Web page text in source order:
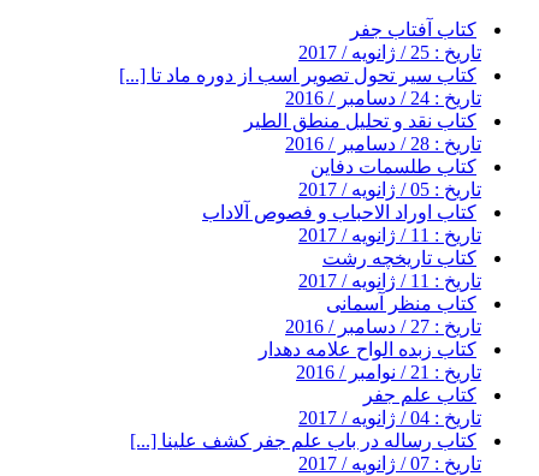
کتاب آفتاب جفر
تاریخ : 25 / ژانویه / 2017
کتاب سیر تحول تصویر اسب از دوره ماد تا [...]
تاریخ : 24 / دسامبر / 2016
کتاب نقد و تحلیل منطق الطیر
تاریخ : 28 / دسامبر / 2016
کتاب طلسمات دفاین
تاریخ : 05 / ژانویه / 2017
کتاب اوراد الاحباب و فصوص آلاداب
تاریخ : 11 / ژانویه / 2017
کتاب تاریخچه رشت
تاریخ : 11 / ژانویه / 2017
کتاب منظر آسمانی
تاریخ : 27 / دسامبر / 2016
کتاب زبده الواح علامه دهدار
تاریخ : 21 / نوامبر / 2016
کتاب علم جفر
تاریخ : 04 / ژانویه / 2017
کتاب رساله در باب علم جفر کشف علینا [...]
تاریخ : 07 / ژانویه / 2017